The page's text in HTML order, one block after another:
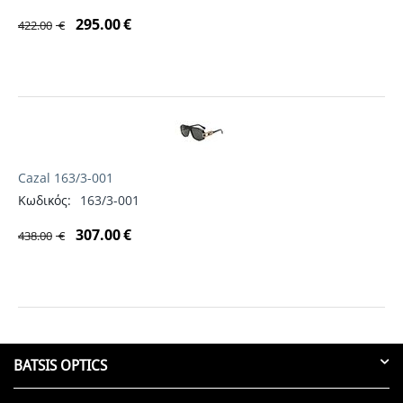
422.00 € 295.00€
Cazal 163/3-001
Κωδικός:
163/3-001
438.00 € 307.00€
BATSIS OPTICS